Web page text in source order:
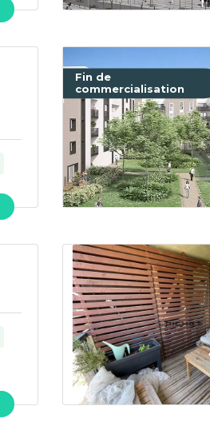
Fin de
commercialisation